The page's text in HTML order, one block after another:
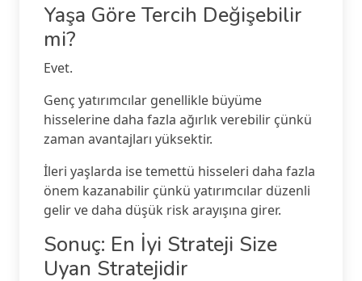
Yaşa Göre Tercih Değişebilir
mi?
Evet.
Genç yatırımcılar genellikle büyüme
hisselerine daha fazla ağırlık verebilir çünkü
zaman avantajları yüksektir.
İleri yaşlarda ise temettü hisseleri daha fazla
önem kazanabilir çünkü yatırımcılar düzenli
gelir ve daha düşük risk arayışına girer.
Sonuç: En İyi Strateji Size
Uyan Stratejidir